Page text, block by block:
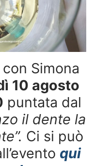
Simona
10 agosto
puntata dal
il dente la
Ci si può
qui